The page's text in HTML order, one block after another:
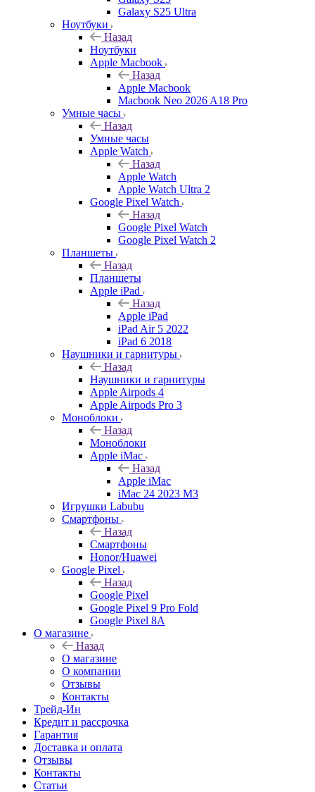
Galaxy S25 Ultra
Ноутбуки
Назад
Ноутбуки
Apple Macbook
Назад
Apple Macbook
Macbook Neo 2026 A18 Pro
Умные часы
Назад
Умные часы
Apple Watch
Назад
Apple Watch
Apple Watch Ultra 2
Google Pixel Watch
Назад
Google Pixel Watch
Google Pixel Watch 2
Планшеты
Назад
Планшеты
Apple iPad
Назад
Apple iPad
iPad Air 5 2022
iPad 6 2018
Наушники и гарнитуры
Назад
Наушники и гарнитуры
Apple Airpods 4
Apple Airpods Pro 3
Моноблоки
Назад
Моноблоки
Apple iMac
Назад
Apple iMac
iMac 24 2023 M3
Игрушки Labubu
Смартфоны
Назад
Смартфоны
Honor/Huawei
Google Pixel
Назад
Google Pixel
Google Pixel 9 Pro Fold
Google Pixel 8A
О магазине
Назад
О магазине
О компании
Отзывы
Контакты
Трейд-Ин
Кредит и рассрочка
Гарантия
Доставка и оплата
Отзывы
Контакты
Статьи